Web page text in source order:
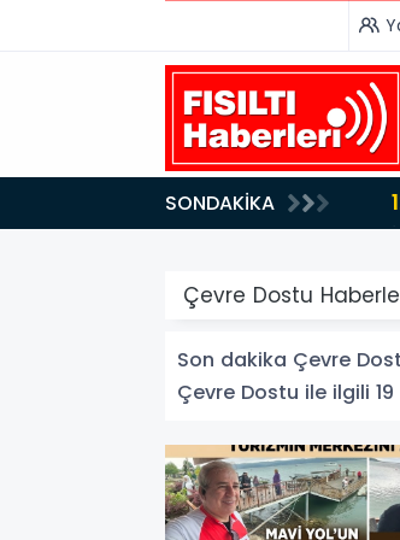
SONDAKİKA
Çevre Dostu
Son dakika Çevre
Çevre Dostu ile ilgili